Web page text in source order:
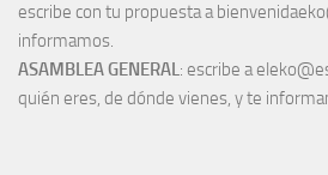
escribe con tu propuesta a
informamos.
ASAMBLEA GENERAL: escribe a
quién eres, de dónde vienes, y te